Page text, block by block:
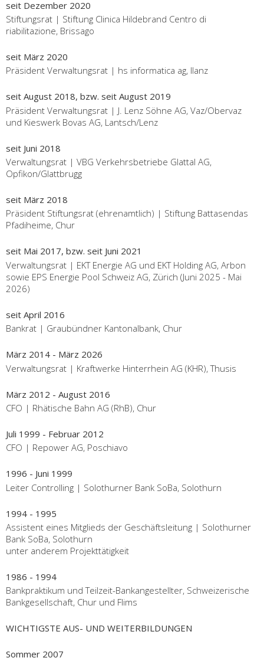
seit Dezember 2020
Stiftungsrat | Stiftung Clinica Hildebrand Centro di
riabilitazione, Brissago
seit März 2020
Präsident Verwaltungsrat | hs informatica ag, Ilanz
seit August 2018, bzw. seit August 2019
Präsident Verwaltungsrat | J. Lenz Söhne AG, Vaz/Obervaz
und Kieswerk Bovas AG, Lantsch/Lenz
seit Juni 2018
Verwaltungsrat | VBG Verkehrsbetriebe Glattal AG,
Opfikon/Glattbrugg
seit März 2018
Präsident Stiftungsrat (ehrenamtlich) | Stiftung Battasendas
Pfadiheime, Chur
seit Mai 2017, bzw. seit Juni 2021
Verwaltungsrat | EKT Energie AG und EKT Holding AG, Arbon
sowie EPS Energie Pool Schweiz AG, Zürich (Juni 2025 - Mai
2026)
seit April 2016
Bankrat | Graubündner Kantonalbank, Chur
März 2014 - März 2026
Verwaltungsrat | Kraftwerke Hinterrhein AG (KHR), Thusis
März 2012 - August 2016
CFO | Rhätische Bahn AG (RhB), Chur
Juli 1999 - Februar 2012
CFO | Repower AG, Poschiavo
1996 - Juni 1999
Leiter Controlling | Solothurner Bank SoBa, Solothurn
1994 - 1995
Assistent eines Mitglieds der Geschäftsleitung | Solothurner
Bank SoBa, Solothurn
unter anderem Projekttätigkeit
1986 - 1994
Bankpraktikum und Teilzeit-Bankangestellter, Schweizerische
Bankgesellschaft, Chur und Flims
WICHTIGSTE AUS- UND WEITERBILDUNGEN
Sommer 2007